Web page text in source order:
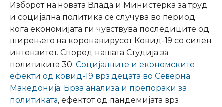
Изборот на новата Влада и Министерка за труд
и социјална политика се случува во период
кога економијата ги чувствува последиците од
ширењето на коронавирусот Ковид-19 со силен
интензитет. Според нашата Студија за
политиките 30: Социјалните и економските
ефекти од ковид-19 врз децата во Северна
Македонија: Брза анализа и препораки за
политиката, ефектот од пандемијата врз